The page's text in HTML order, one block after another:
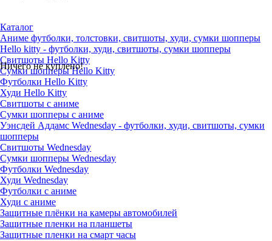
Ничего не куплено!
Каталог
Аниме футболки, толстовки, свитшоты, худи, сумки шопперы
Hello kitty - футболки, худи, свитшоты, сумки шопперы
Свитшоты Hello Kitty
Сумки шопперы Hello Kitty
Футболки Hello Kitty
Худи Hello Kitty
Свитшоты с аниме
Сумки шопперы с аниме
Уэнсдей Аддамс Wednesday - футболки, худи, свитшоты, сумки
шопперы
Свитшоты Wednesday
Сумки шопперы Wednesday
Футболки Wednesday
Худи Wednesday
Футболки с аниме
Худи с аниме
Защитные плёнки на камеры автомобилей
Защитные пленки на планшеты
Защитные пленки на смарт часы